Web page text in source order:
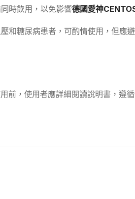
時飲用，以免影響德國愛神
和糖尿病患者，可酌情使用，但應
前，使用者應詳細閱讀說明書，遵